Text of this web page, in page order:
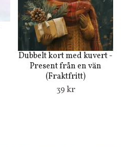
Dubbelt kort med kuvert -
Present från en vän
(Fraktfritt)
39 kr